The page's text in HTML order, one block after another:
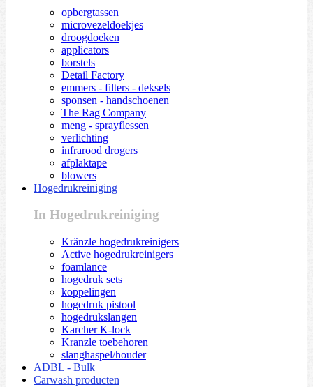
opbergtassen
microvezeldoekjes
droogdoeken
applicators
borstels
Detail Factory
emmers - filters - deksels
sponsen - handschoenen
The Rag Company
meng - sprayflessen
verlichting
infrarood drogers
afplaktape
blowers
Hogedrukreiniging
In Hogedrukreiniging
Kränzle hogedrukreinigers
Active hogedrukreinigers
foamlance
hogedruk sets
koppelingen
hogedruk pistool
hogedrukslangen
Karcher K-lock
Kranzle toebehoren
slanghaspel/houder
ADBL - Bulk
Carwash producten